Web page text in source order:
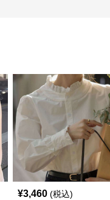
¥3,460 (税込)